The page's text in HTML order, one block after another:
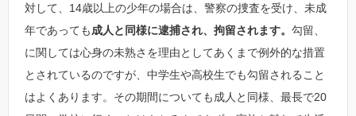
対して、14歳以上の少年の場合は、警察の捜査を受け、未成
年であっても成人と同様に逮捕され、拘留されます。 勾留、
に関しては心身の未熟さを理由としてあくまで例外的な措置
とされているのですが、中学生や高校生でも勾留されること
はよくあります。その期間についても成人と同様、最長で20